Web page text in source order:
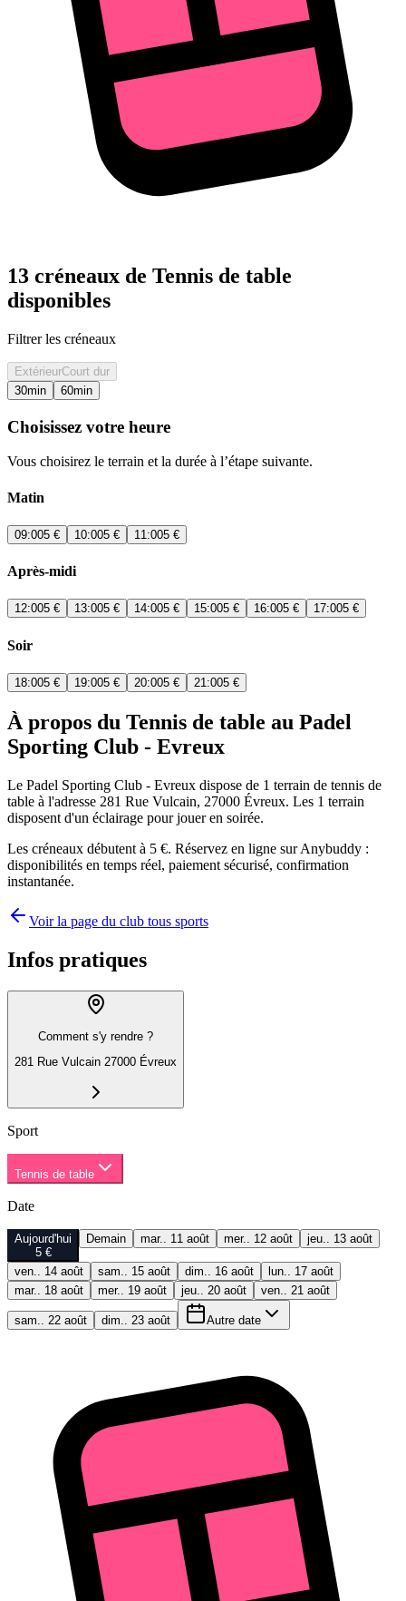
13 créneaux de Tennis de table
disponibles
Filtrer les créneaux
ExtérieurCourt dur
30min 60min
Choisissez votre heure
Vous choisirez le terrain et la durée à l’étape suivante.
Matin
09:005 € 10:005 € 11:005 €
Après-midi
12:005 € 13:005 € 14:005 € 15:005 € 16:005 € 17:005 €
Soir
18:005 € 19:005 € 20:005 € 21:005 €
À propos du Tennis de table au Padel
Sporting Club - Evreux
Le Padel Sporting Club - Evreux dispose de 1 terrain de tennis de
table à l'adresse 281 Rue Vulcain, 27000 Évreux. Les 1 terrain
disposent d'un éclairage pour jouer en soirée.
Les créneaux débutent à 5 €. Réservez en ligne sur Anybuddy :
disponibilités en temps réel, paiement sécurisé, confirmation
instantanée.
Voir la page du club tous sports
Infos pratiques
Comment s'y rendre ?
281 Rue Vulcain 27000 Évreux
Sport
Tennis de table
Date
Aujourd'hui
5 €
Demain mar.. 11 août mer.. 12 août jeu.. 13 août
ven.. 14 août sam.. 15 août dim.. 16 août
lun.. 17 août
mar.. 18 août
mer.. 19 août jeu.. 20 août ven.. 21 août
sam.. 22 août dim.. 23 août Autre date